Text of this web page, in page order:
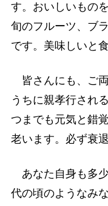
す。おいしいもの
旬のフルーツ、ブ
です。美味しいと
皆さんにも、ご
うちに親孝行され
つまでも元気と錯
老います。必ず衰退
あなた自身も多
代の頃のようなみ